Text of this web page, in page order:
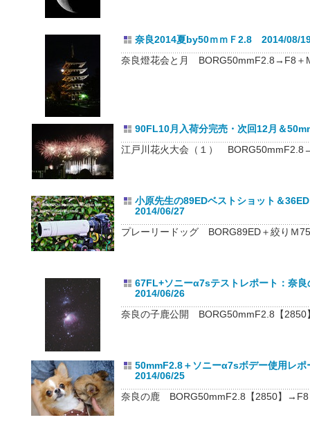
奈良2014夏by50ｍｍＦ2.8 2014/08/
奈良燈花会と月 BORG50mmF2.8→F8＋
90FL10月入荷分完売・次回12月＆
江戸川花火大会（１）
小原先生の89EDベストショット＆
2014/06/27
プレーリードッグ BORG89ED＋絞りＭ
67FL+ソニーα7sテストレポート：奈
2014/06/26
奈良の子鹿公開 BORG50mmF2.8【
50mmF2.8＋ソニーα7sボデー使用レ
2014/06/25
奈良の鹿 BORG50mmF2.8【2850】→F8